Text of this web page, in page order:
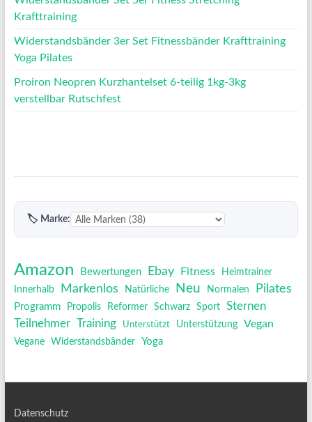
Krafttraining
Widerstandsbänder 3er Set Fitnessbänder Krafttraining
Yoga Pilates
Proiron Neopren Kurzhantelset 6-teilig 1kg-3kg
verstellbar Rutschfest
🏷 Marke:
Amazon Bewertungen Ebay Fitness
Heimtrainer
Innerhalb
Markenlos Natürliche Neu Normalen Pilates
Programm Propolis Reformer Schwarz Sport Sternen
Teilnehmer Training Unterstützt Unterstützung Vegan
Vegane Widerstandsbänder Yoga
Datenschutz